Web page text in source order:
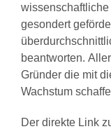
gesondert
beantworten.
Gründer die mit
Wachstum
Der direkte Link